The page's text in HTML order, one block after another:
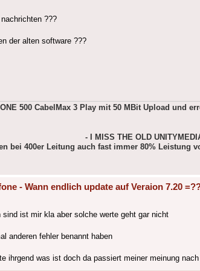
???
der alten software ???
500 CabelMax 3 Play mit 50 MBit Upload und
- I MISS THE OLD
bei 400er Leitung auch fast immer 80% Leistung
- Wann endlich update auf Veraion 7.20
ist mir kla aber solche werte geht gar nicht
anderen fehler benannt haben
ihrgend was ist doch da passiert meiner meinung nach